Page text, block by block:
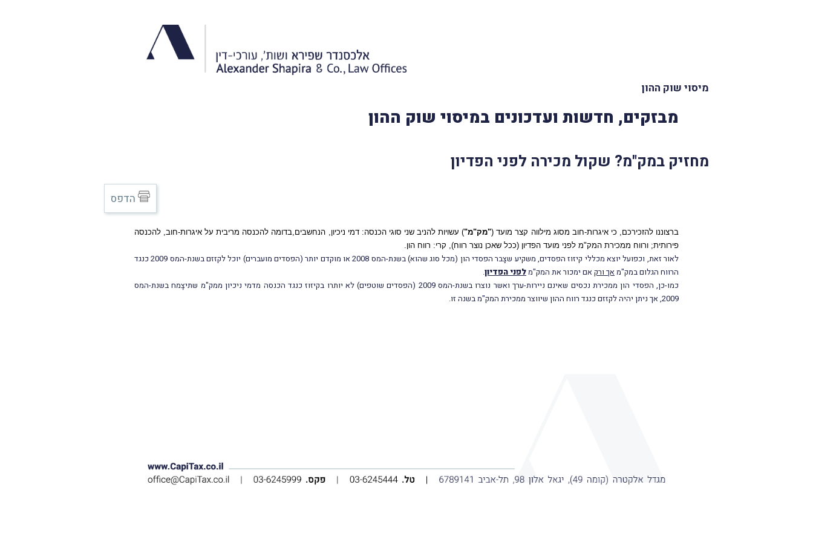
מיסוי שוק ההון
מבזקים, חדשות ועדכונים במיסוי שוק ההון
מחזיק במק"מ? שקול מכירה לפני הפדיון
ברצוננו להזכירכם, כי איגרות-חוב מסוג מילווה קצר מועד ("מק"מ") עשויות להניב שני סוגי הכנסה: דמי ניכיון, הנחשבים,בדומה להכנסה מריבית על איגרות-חוב, להכנסה
פירותית; ורווח ממכירת המק"מ לפני מועד הפדיון (ככל שאכן נוצר רווח), קרי: רווח הון.
לאור זאת, וכפועל יוצא מכללי קיזוז הפסדים, משקיע שצָבר הפסדי הון (מכל סוג שהוא) בשנת-המס 2008 או מוקדם יותר (הפסדים מועברים) יוכל לקזזם בשנת-המס 2009 כנגד
הרווח הגלום במק"מ אך ורק אם ימכור את המק"מלפני הפדיון.
כמו-כן, הפסדי הון ממכירת נכסים שאינם ניירות-ערך ואשר נוצרו בשנת-המס 2009 (הפסדים שוטפים) לא יותרו בקיזוז כנגד הכנסה מדמי ניכיון ממק"מ שתיצָמח בשנת-המס
2009, אך ניתן יהיה לקזזם כנגד רווח ההון שיווצר ממכירת המק"מ בשנה זו.